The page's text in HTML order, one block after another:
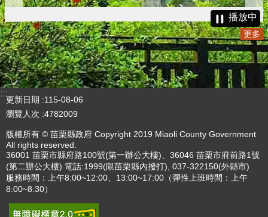
播放中
更多
:::
更新日期
115-08-06
瀏覽人次 4782009
版權所有 © 苗栗縣政府 Copyright 2019 Miaoli County Government
All rights reserved.
36001 苗栗市縣府路100號(第一辦公大樓)、36046 苗栗市府前路1號
(第二辦公大樓) 電話:1999(限苗栗縣內撥打), 037-322150(外縣市)
服務時間：上午8:00~12:00、13:00~17:00（彈性上班時間：上午
8:00~8:30）